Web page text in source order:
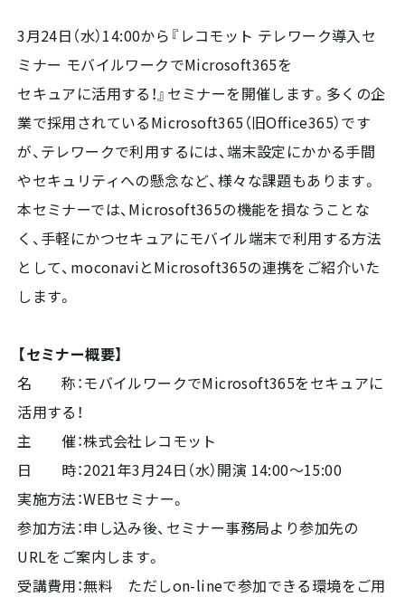
3月24日（水）14:00から『レコモット テレワーク導入セ
ミナー モバイルワークでMicrosoft365を
セキュアに活用する！』セミナーを開催します。多くの企
業で採用されているMicrosoft365（旧Office365）です
が、テレワークで利用するには、端末設定にかかる手間
やセキュリティへの懸念など、様々な課題もあります。
本セミナーでは、Microsoft365の機能を損なうことな
く、手軽にかつセキュアにモバイル端末で利用する方法
として、moconaviとMicrosoft365の連携をご紹介いた
します。
【セミナー概要】
名 称：モバイルワークでMicrosoft365をセキュアに
活用する！
主 催：株式会社レコモット
日 時：2021年3月24日（水）開演 14:00～15:00
実施方法：WEBセミナー。
参加方法：申し込み後、セミナー事務局より参加先の
URLをご案内します。
受講費用：無料 ただしon-lineで参加できる環境をご用